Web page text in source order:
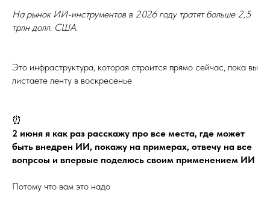
На рынок ИИ-инструментов в 2026 году тратят больше 2,5
трлн долл. США.
Это инфраструктура, которая строится прямо сейчас, пока вы
листаете ленту в воскресенье
⏰
2 июня я как раз расскажу про все места, где может
быть внедрен ИИ, покажу на примерах, отвечу на все
вопрсоы и впервые поделюсь своим применением ИИ
Потому что вам это надо